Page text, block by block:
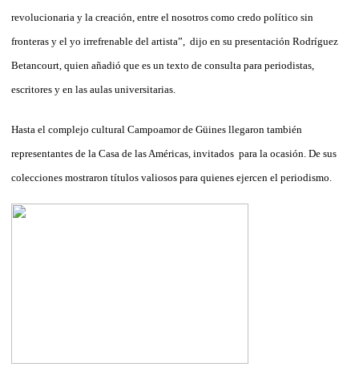
revolucionaria y la creación, entre el nosotros como credo político sin
fronteras y el yo irrefrenable del artista”, dijo en su presentación Rodríguez
Betancourt, quien añadió que es un texto de consulta para periodistas,
escritores y en las aulas universitarias.
Hasta el complejo cultural Campoamor de Güines llegaron también
representantes de la Casa de las Américas, invitados para la ocasión. De sus
colecciones mostraron títulos valiosos para quienes ejercen el periodismo.